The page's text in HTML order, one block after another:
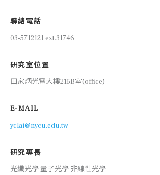
聯絡電話
03-5712121 ext.31746
研究室位置
田家炳光電大樓215B室(office)
E-MAIL
yclai@nycu.edu.tw
研究專長
光纖光學 量子光學 非線性光學